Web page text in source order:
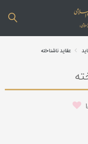
عقاید ناشناخته